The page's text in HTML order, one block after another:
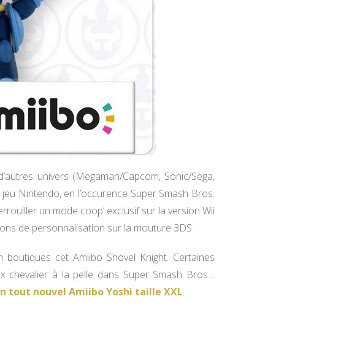
univers (Megaman/Capcom, Sonic/Sega,
Nintendo, en l’occurence Super Smash Bros.
un mode coop’ exclusif sur la version Wii
de personnalisation sur la mouture 3DS.
cet Amiibo Shovel Knight. Certaines
chevalier à la pelle dans Super Smash Bros…
tout nouvel Amiibo Yoshi taille XXL.